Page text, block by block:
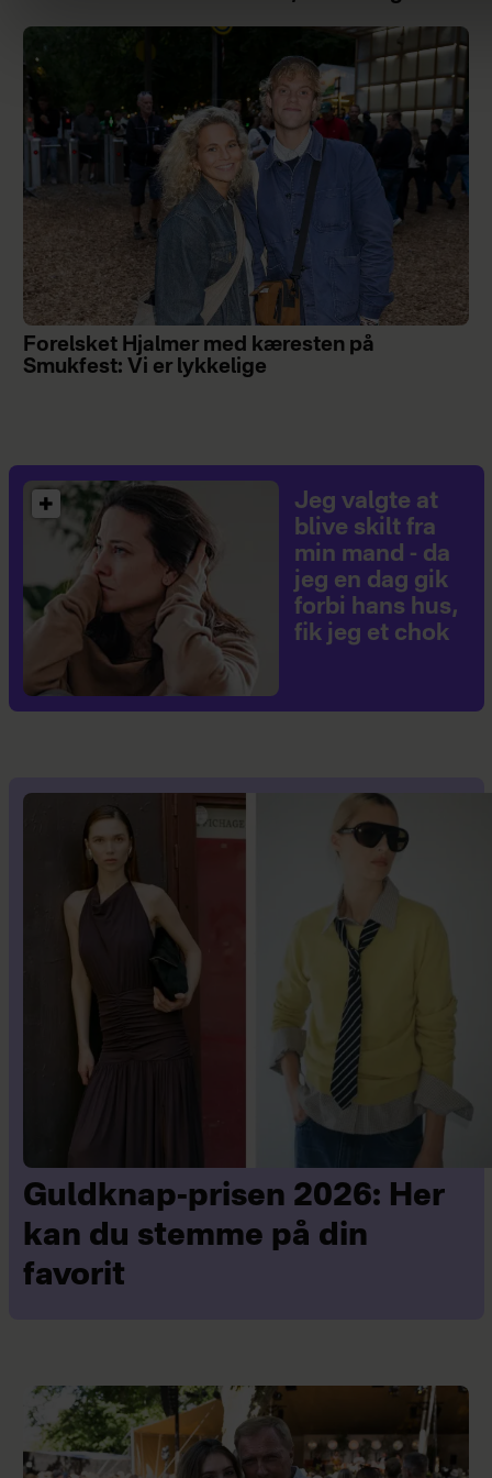
Forelsket Hjalmer med kæresten på
Smukfest: Vi er lykkelige
Jeg valgte at
blive skilt fra
min mand - da
jeg en dag gik
forbi hans hus,
fik jeg et chok
Guldknap-prisen 2026: Her
kan du stemme på din
favorit